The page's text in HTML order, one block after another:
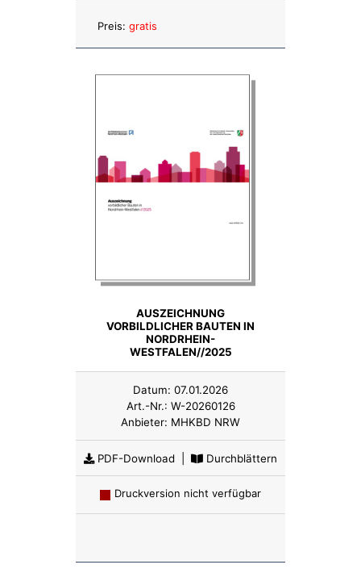
Preis: gratis
AUSZEICHNUNG
VORBILDLICHER BAUTEN IN
NORDRHEIN-
WESTFALEN//2025
Datum: 07.01.2026
Art.-Nr.: W-20260126
Anbieter: MHKBD NRW
PDF-Download Durchblättern
Druckversion nicht verfügbar